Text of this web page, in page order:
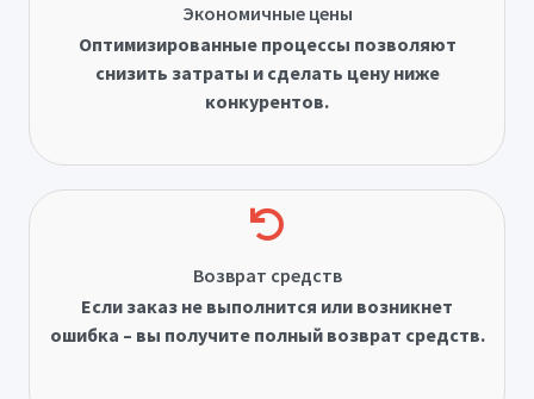
Экономичные цены
Оптимизированные процессы позволяют
снизить затраты и сделать цену ниже
конкурентов.
Возврат средств
Если заказ не выполнится или возникнет
ошибка – вы получите полный возврат средств.